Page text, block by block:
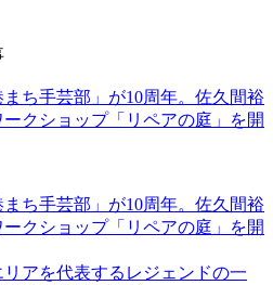
ち手芸部」が10周年。佐久間裕
クショップ「リペアの庭」を開
ち手芸部」が10周年。佐久間裕
クショップ「リペアの庭」を開
アを代表するレジェンドの一